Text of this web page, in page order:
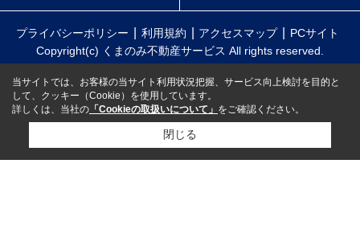
プライバシーポリシー 利用規約 アクセスマップ
PCサイト
Copyright(c) くまのみ不動産サービス All rights reserved.
当サイトでは、お客様の当サイト利用状況把握、サービス向上検討を目的と
して、クッキー（Cookie）を使用しています。
詳しくは、当社の 「Cookieの取扱いについて」 をご確認ください。
閉じる